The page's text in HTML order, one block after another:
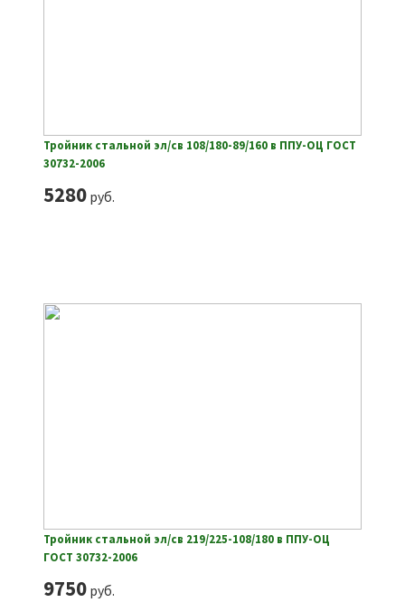
Тройник стальной эл/св 108/180-89/160 в ППУ-ОЦ ГОСТ
30732-2006
5280руб.
Тройник стальной эл/св 219/225-108/180 в ППУ-ОЦ
ГОСТ 30732-2006
9750руб.